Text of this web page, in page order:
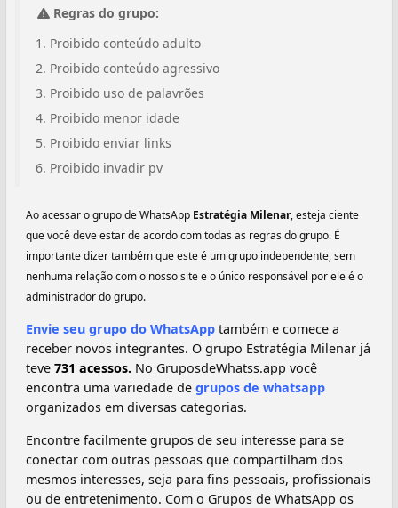
Regras do grupo:
Proibido conteúdo adulto
Proibido conteúdo agressivo
Proibido uso de palavrões
Proibido menor idade
Proibido enviar links
Proibido invadir pv
Ao acessar o grupo de WhatsApp Estratégia Milenar, esteja ciente
que você deve estar de acordo com todas as regras do grupo. É
importante dizer também que este é um grupo independente, sem
nenhuma relação com o nosso site e o único responsável por ele é o
administrador do grupo.
Envie seu grupo do WhatsApp também e comece a
receber novos integrantes. O grupo Estratégia Milenar já
teve 731 acessos. No GruposdeWhatss.app você
encontra uma variedade de grupos de whatsapp
organizados em diversas categorias.
Encontre facilmente grupos de seu interesse para se
conectar com outras pessoas que compartilham dos
mesmos interesses, seja para fins pessoais, profissionais
ou de entretenimento. Com o Grupos de WhatsApp os